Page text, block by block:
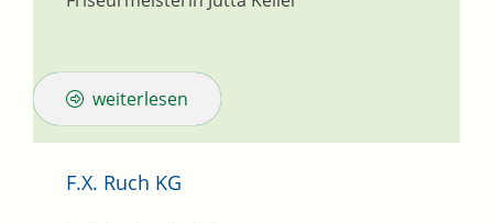
weiterlesen
F.X. Ruch KG